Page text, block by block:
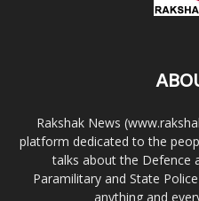
Rakshak News
platform dedicated to the
talks about the Defence
Paramilitary and State
anything and